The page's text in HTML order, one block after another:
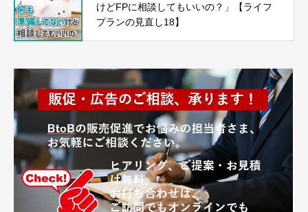
けどFPに相談してもいいの？」【ライフ
プランの見直し18】